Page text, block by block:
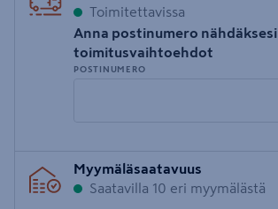
Toimitettavissa
Anna postinumero nähdäksesi
toimitusvaihtoehdot
POSTINUMERO
postinumero
Myymäläsaatavuus
Saatavilla 10 eri myymälästä